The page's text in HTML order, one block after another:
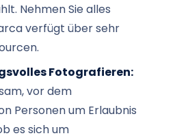
Nehmen Sie alles
verfügt über sehr
Fotografieren:
vor dem
Personen um Erlaubnis
es sich um